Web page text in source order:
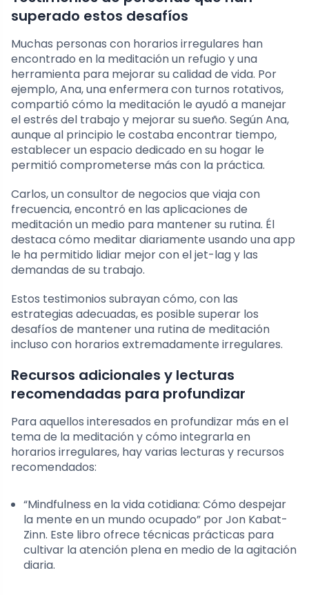
superado estos desafíos
Muchas personas con horarios irregulares han
encontrado en la meditación un refugio y una
herramienta para mejorar su calidad de vida. Por
ejemplo, Ana, una enfermera con turnos rotativos,
compartió cómo la meditación le ayudó a manejar
el estrés del trabajo y mejorar su sueño. Según Ana,
aunque al principio le costaba encontrar tiempo,
establecer un espacio dedicado en su hogar le
permitió comprometerse más con la práctica.
Carlos, un consultor de negocios que viaja con
frecuencia, encontró en las aplicaciones de
meditación un medio para mantener su rutina. Él
destaca cómo meditar diariamente usando una app
le ha permitido lidiar mejor con el jet-lag y las
demandas de su trabajo.
Estos testimonios subrayan cómo, con las
estrategias adecuadas, es posible superar los
desafíos de mantener una rutina de meditación
incluso con horarios extremadamente irregulares.
Recursos adicionales y lecturas
recomendadas para profundizar
Para aquellos interesados en profundizar más en el
tema de la meditación y cómo integrarla en
horarios irregulares, hay varias lecturas y recursos
recomendados:
“Mindfulness en la vida cotidiana: Cómo despejar
la mente en un mundo ocupado” por Jon Kabat-
Zinn. Este libro ofrece técnicas prácticas para
cultivar la atención plena en medio de la agitación
diaria.